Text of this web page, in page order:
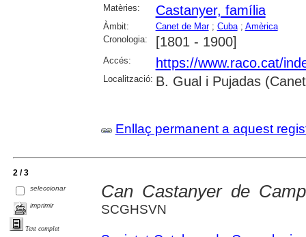
Matèries: Castanyer, família
Àmbit: Canet de Mar; Cuba; Amèrica
Cronologia:
[1801 - 1900]
Accés: https://www.raco.cat/
Localització: B. Gual i Pujadas
Enllaç permanent a aquest
2 / 3
seleccionar
imprimir
Text complet
Can Castanyer de
SCGHSVN